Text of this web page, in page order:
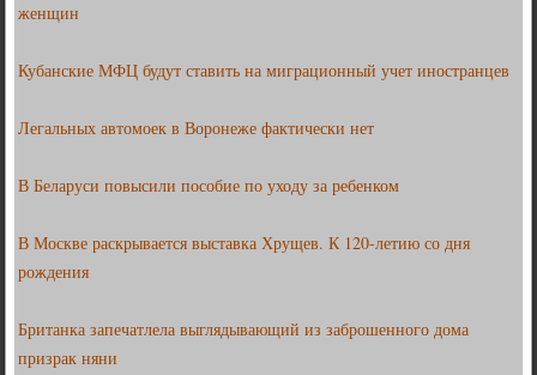
женщин
Кубанские МФЦ будут ставить на миграционный учет иностранцев
Легальных автомоек в Воронеже фактически нет
В Беларуси повысили пособие по уходу за ребенком
В Москве раскрывается выставка Хрущев. К 120-летию со дня
рождения
Британка запечатлела выглядывающий из заброшенного дома
призрак няни